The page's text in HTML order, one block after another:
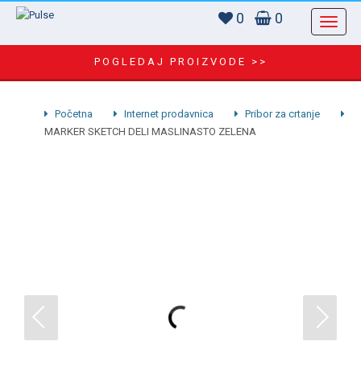
0 0
POGLEDAJ PROIZVODE >>
Početna Internet prodavnica
Pribor za crtanje
MARKER SKETCH DELI MASLINASTO ZELENA